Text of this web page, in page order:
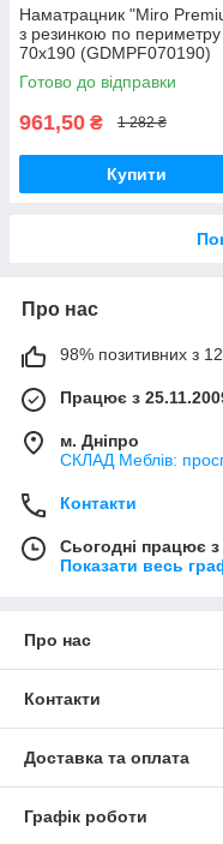
Наматрацник "Miro
з резинкою по периметру
70x190 (GDMPF070190)
Готово до відправки
961,50 ₴ 1 282 ₴
Купити
Про нас
98% позитивних з
Працює з
м. Дніпро
СКЛАД Меблів:
Контакти
Сьогодні працює
Показати весь
Про нас
Контакти
Доставка та оплата
Графік роботи